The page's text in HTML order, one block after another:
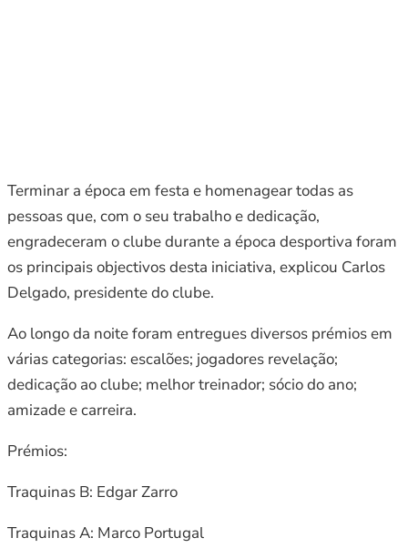
Terminar a época em festa e homenagear todas as
pessoas que, com o seu trabalho e dedicação,
engradeceram o clube durante a época desportiva foram
os principais objectivos desta iniciativa, explicou Carlos
Delgado, presidente do clube.
Ao longo da noite foram entregues diversos prémios em
várias categorias: escalões; jogadores revelação;
dedicação ao clube; melhor treinador; sócio do ano;
amizade e carreira.
Prémios:
Traquinas B: Edgar Zarro
Traquinas A: Marco Portugal